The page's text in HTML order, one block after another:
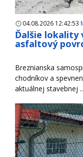
04.08.2026 12:42:53
Ďalšie lokality
asfaltový
Breznianska
chodníkov a
aktuálnej stavebnej